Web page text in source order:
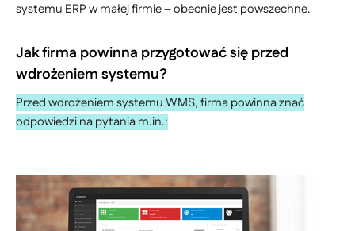
systemu ERP w małej firmie – obecnie jest powszechne.
Jak firma powinna przygotować się przed
wdrożeniem systemu?
Przed wdrożeniem systemu WMS, firma powinna znać
odpowiedzi na pytania m.in.: